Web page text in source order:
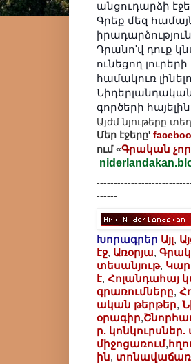
անցուդարձի
Գրեք մեզ
Դրանո'վ դուք
ունեցող
համակուռ
գործերի
Այժմ նյութերը
Մեր էջերը'
ում «Գրական
niderlandakan.
------
Խորագրեր Այլ,
էջ, Առօրյա,
տեսանյութ,
է, Հոլանդահայ
գրառումները,
ական թերթեր,
օրագիր,
ր. կոնկուրսներ.
միջոցառում,
ին, տոնավաճառ